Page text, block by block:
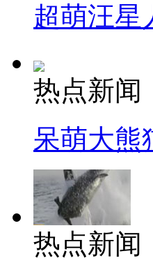
超萌汪星
热点新闻
呆萌大熊
热点新闻